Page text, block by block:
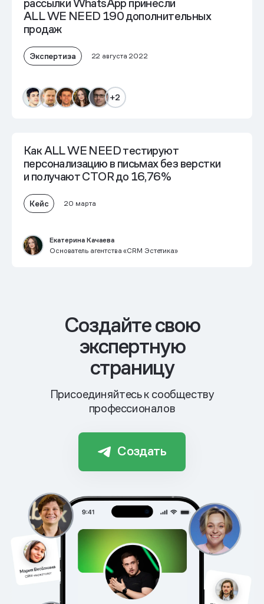
рассылки WhatsApp принесли
ALL WE NEED 190 дополнительных
продаж
Экспертиза 22 августа 2022
+2
Как ALL WE NEED тестируют
персонализацию в письмах без верстки
и получаютCTOR до 16,76%
Кейс 20 марта
Екатерина Качаева
Основатель агентства «CRM Эстетика»
Cоздайте свою
экспертную
страницу
Присоединяйтесь к сообществу
профессионалов
Создать